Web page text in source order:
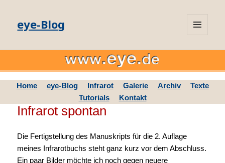
eye-Blog
UND
Home eye-Blog Infrarot Galerie Archiv
Texte
Tutorials
Kontakt
Infrarot spontan
Die Fertigstellung des Manuskripts für die 2. Auflage
meines Infrarotbuchs steht ganz kurz vor dem Abschluss.
Ein paar Bilder möchte ich noch gegen neuere